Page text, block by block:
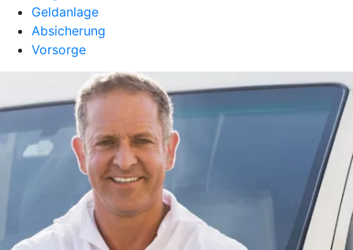
Geldanlage
Absicherung
Vorsorge